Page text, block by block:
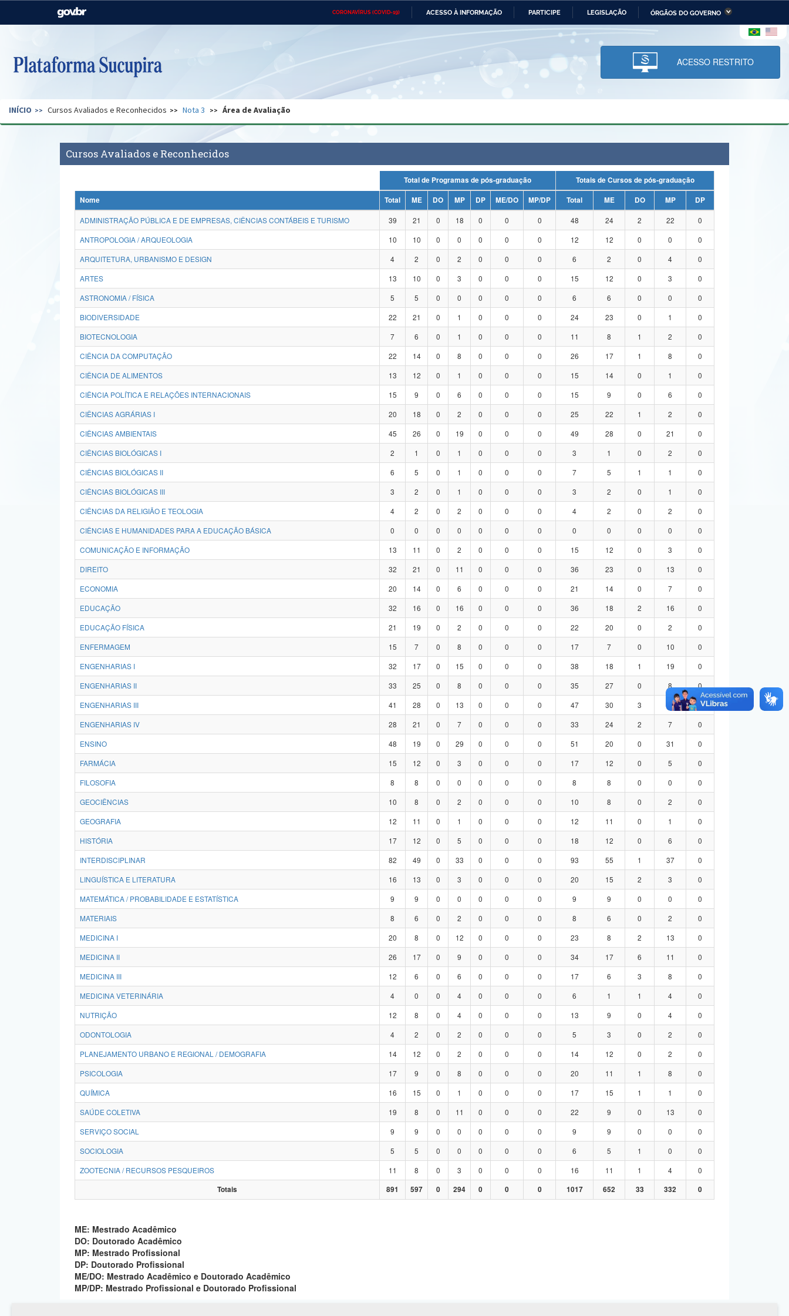
CORONAVÍRUS (COVID-19) ACESSO À INFORMAÇÃO PARTICIPE LEGISLAÇÃO ÓRGÃOS DO GOVERNO
Casa Civil Ministério das Relações Ministério da Economia Ministério da Infraestrutura
Pecuária e Abastecimento
Ministério da Ciência,
Tecnologia, Inovações e
Comunicações
Ministério do Desenvolvimento
Regional e dos Direitos Humanos
Secretaria de Governo Gabinete de Segurança Advocacia-Geral da União Banco Central do Brasil Planalto
ACESSO RESTRITO
INÍCIO Cursos Avaliados e Reconhecidos Nota 3 Área de Avaliação
Cursos Avaliados e Reconhecidos
Total de Programas de pós-graduação
Totais de Cursos de pós-graduação
Nome
Total ME DO MP DP ME/DO MP/DP Total ME DO MP
DP
ADMINISTRAÇÃO PÚBLICA E DE EMPRESAS, CIÊNCIAS CONTÁBEIS E TURISMO
39 21 0 18 0 0 0 48 24 2 22
0
ANTROPOLOGIA / ARQUEOLOGIA
10 10 0 0 0 0 0 12 12 0 0
0
ARQUITETURA, URBANISMO E DESIGN
4 2 0 2 0 0 0 6 2 0 4
0
ARTES
13 10 0 3 0 0 0 15 12 0 3
0
ASTRONOMIA / FÍSICA
5 5 0 0 0 0 0 6 6 0 0
0
BIODIVERSIDADE
22 21 0 1 0 0 0 24 23 0 1
0
BIOTECNOLOGIA
7 6 0 1 0 0 0 11 8 1 2
0
CIÊNCIA DA COMPUTAÇÃO
22 14 0 8 0 0 0 26 17 1 8
0
CIÊNCIA DE ALIMENTOS
13 12 0 1 0 0 0 15 14 0 1
0
CIÊNCIA POLÍTICA E RELAÇÕES INTERNACIONAIS
15 9 0 6 0 0 0 15 9 0 6
0
CIÊNCIAS AGRÁRIAS I
20 18 0 2 0 0 0 25 22 1 2
0
CIÊNCIAS AMBIENTAIS
45 26 0 19 0 0 0 49 28 0 21
0
CIÊNCIAS BIOLÓGICAS I
2 1 0 1 0 0 0 3 1 0 2
0
CIÊNCIAS BIOLÓGICAS II
6 5 0 1 0 0 0 7 5 1 1
0
CIÊNCIAS BIOLÓGICAS III
3 2 0 1 0 0 0 3 2 0 1
0
CIÊNCIAS DA RELIGIÃO E TEOLOGIA
4 2 0 2 0 0 0 4 2 0 2
0
CIÊNCIAS E HUMANIDADES PARA A EDUCAÇÃO BÁSICA
0 0 0 0 0 0 0 0 0 0 0
0
COMUNICAÇÃO E INFORMAÇÃO
13 11 0 2 0 0 0 15 12 0 3
0
DIREITO
32 21 0 11 0 0 0 36 23 0 13
0
ECONOMIA
20 14 0 6 0 0 0 21 14 0 7
0
EDUCAÇÃO
32 16 0 16 0 0 0 36 18 2 16
0
EDUCAÇÃO FÍSICA
21 19 0 2 0 0 0 22 20 0 2
0
ENFERMAGEM
15 7 0 8 0 0 0 17 7 0 10
0
ENGENHARIAS I
32 17 0 15 0 0 0 38 18 1 19
0
ENGENHARIAS II
33 25 0 8 0 0 0 35 27 0 8
0
ENGENHARIAS III
41 28 0 13 0 0 0 47 30 3 14
0
ENGENHARIAS IV
28 21 0 7 0 0 0 33 24 2 7
0
ENSINO
48 19 0 29 0 0 0 51 20 0 31
0
FARMÁCIA
15 12 0 3 0 0 0 17 12 0 5
0
FILOSOFIA
8 8 0 0 0 0 0 8 8 0 0
0
GEOCIÊNCIAS
10 8 0 2 0 0 0 10 8 0 2
0
GEOGRAFIA
12 11 0 1 0 0 0 12 11 0 1
0
HISTÓRIA
17 12 0 5 0 0 0 18 12 0 6
0
INTERDISCIPLINAR
82 49 0 33 0 0 0 93 55 1 37
0
LINGUÍSTICA E LITERATURA
16 13 0 3 0 0 0 20 15 2 3
0
MATEMÁTICA / PROBABILIDADE E ESTATÍSTICA
9 9 0 0 0 0 0 9 9 0 0
0
MATERIAIS
8 6 0 2 0 0 0 8 6 0 2
0
MEDICINA I
20 8 0 12 0 0 0 23 8 2 13
0
MEDICINA II
26 17 0 9 0 0 0 34 17 6 11
0
MEDICINA III
12 6 0 6 0 0 0 17 6 3 8
0
MEDICINA VETERINÁRIA
4 0 0 4 0 0 0 6 1 1 4
0
NUTRIÇÃO
12 8 0 4 0 0 0 13 9 0 4
0
ODONTOLOGIA
4 2 0 2 0 0 0 5 3 0 2
0
PLANEJAMENTO URBANO E REGIONAL / DEMOGRAFIA
14 12 0 2 0 0 0 14 12 0 2
0
PSICOLOGIA
17 9 0 8 0 0 0 20 11 1 8
0
QUÍMICA
16 15 0 1 0 0 0 17 15 1 1
0
SAÚDE COLETIVA
19 8 0 11 0 0 0 22 9 0 13
0
SERVIÇO SOCIAL
9 9 0 0 0 0 0 9 9 0 0
0
SOCIOLOGIA
5 5 0 0 0 0 0 6 5 1 0
0
ZOOTECNIA / RECURSOS PESQUEIROS
11 8 0 3 0 0 0 16 11 1 4
0
Totais
891 597 0 294 0 0 0 1017 652 33 332 0
ME: Mestrado Acadêmico
DO: Doutorado Acadêmico
MP: Mestrado Profissional
DP: Doutorado Profissional
ME/DO: Mestrado Acadêmico e Doutorado Acadêmico
MP/DP: Mestrado Profissional e Doutorado Profissional